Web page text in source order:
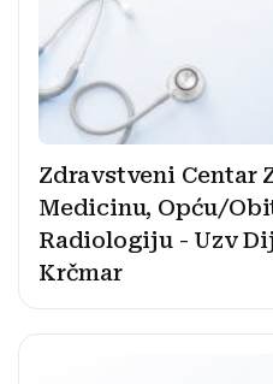
Zdravstveni Centar
Medicinu, Opću/
Radiologiju - Uzv
Krčmar